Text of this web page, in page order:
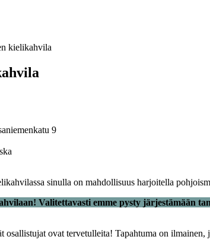
kielikahvila
9
sinulla on mahdollisuus harjoitella
Valitettavasti emme pysty järjestämään
osallistujat ovat tervetulleita! Tapahtuma on